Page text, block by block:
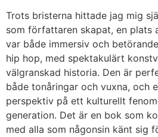
Trots bristerna hittade jag mig
som författaren skapat, en plats
var både immersiv och
hip hop, med spektakulärt
välgranskad historia. Den är
både tonåringar och vuxna, och
perspektiv på ett kulturellt
generation. Det är en bok som
med alla som någonsin känt sig